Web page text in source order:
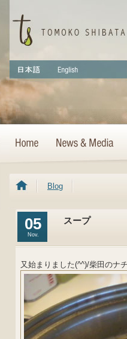
Blog
05
Nov.
スープ
又始まりました(^^)/柴田のナ